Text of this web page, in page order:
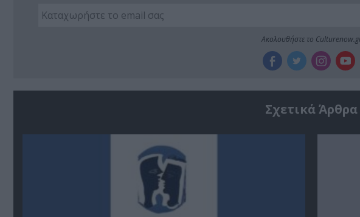
Ακολουθήστε το
Σχετικά Άρθρα